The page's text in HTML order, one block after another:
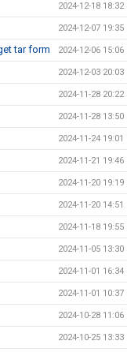
2024-12-18 18:32
2024-12-07 19:35
tar form 2024-12-06 15:06
2024-12-03 20:03
2024-11-28 20:22
2024-11-28 13:50
2024-11-24 19:01
2024-11-21 19:46
2024-11-20 19:19
2024-11-20 14:51
2024-11-18 19:55
2024-11-05 13:30
2024-11-01 16:34
2024-11-01 10:37
2024-10-28 11:06
2024-10-25 13:33